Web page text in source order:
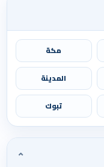
مكة
المدينة
تبوك
⌄